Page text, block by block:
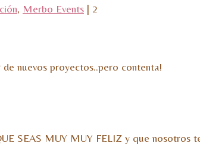
, Merbo Events | 2
nuevos proyectos..pero contenta!
SEAS MUY MUY FELIZ y que nosotros